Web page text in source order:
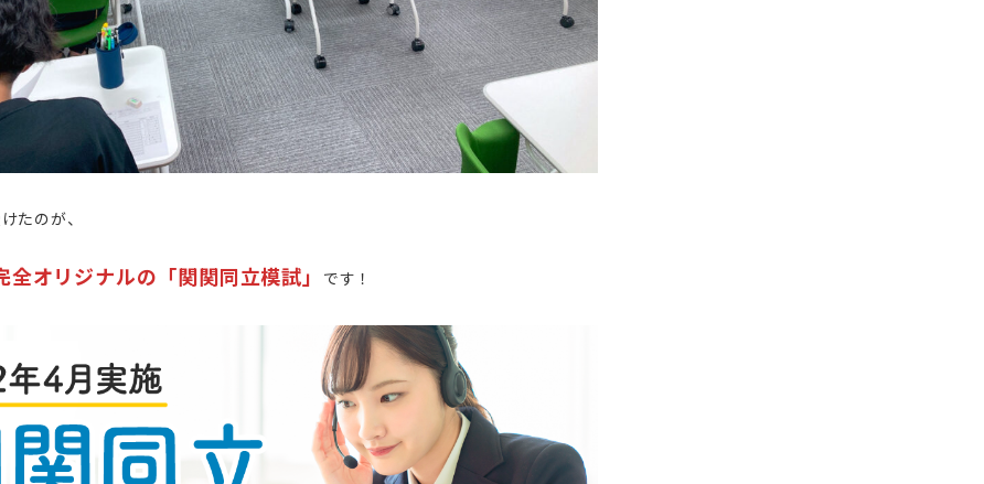
たのが、
全オリジナルの「関関同立模試」
です！